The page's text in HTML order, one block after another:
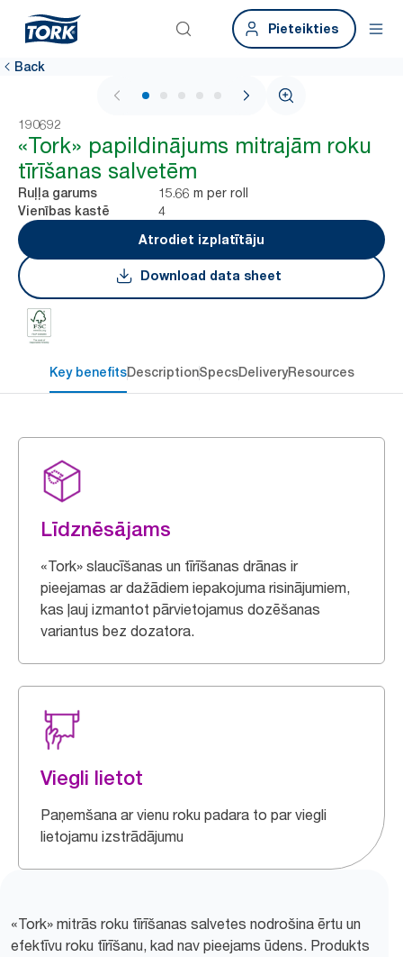
Pieteikties
Back
1 / 5
190692
«Tork» papildinājums mitrajām roku
tīrīšanas salvetēm
Ruļļa garums 15.66 m per roll
Vienības kastē
4
Atrodiet izplatītāju
Download data sheet
Key benefitsDescriptionSpecsDeliveryResources
Līdznēsājams
«Tork» slaucīšanas un tīrīšanas drānas ir
pieejamas ar dažādiem iepakojuma risinājumiem,
kas ļauj izmantot pārvietojamus dozēšanas
variantus bez dozatora.
Viegli lietot
Paņemšana ar vienu roku padara to par viegli
lietojamu izstrādājumu
«Tork» mitrās roku tīrīšanas salvetes nodrošina ērtu un
efektīvu roku tīrīšanu, kad nav pieejams ūdens. Produkts